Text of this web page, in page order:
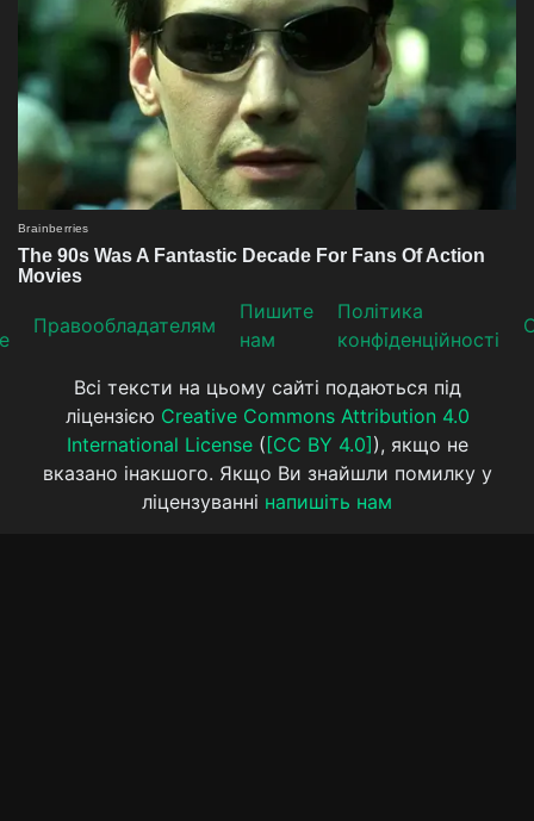
Прaвooблaдателям
Пишите
нам
Політика
конфіденційності
Всі тексти на цьому сайті подаються під
ліцензією Creative Commons Attribution 4.0
International License( [CC BY 4.0] ), якщо не
вказано інакшого. Якщо Ви знайшли помилку у
ліцензуванні напишіть нам